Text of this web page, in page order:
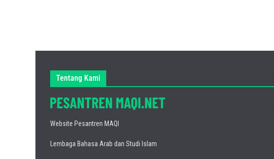
Tentang Kami
Website Pesantren MAQI
Lembaga Bahasa Arab dan Studi Islam